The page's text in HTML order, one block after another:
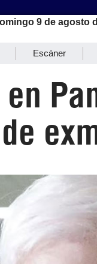
9 de agosto
Escáner